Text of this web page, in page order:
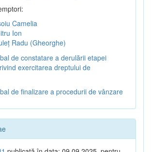
Camelia
Ion
Radu (Gheorghe)
de constatare a derulării etapei
exercitarea dreptului de
de finalizare a procedurii de vânzare